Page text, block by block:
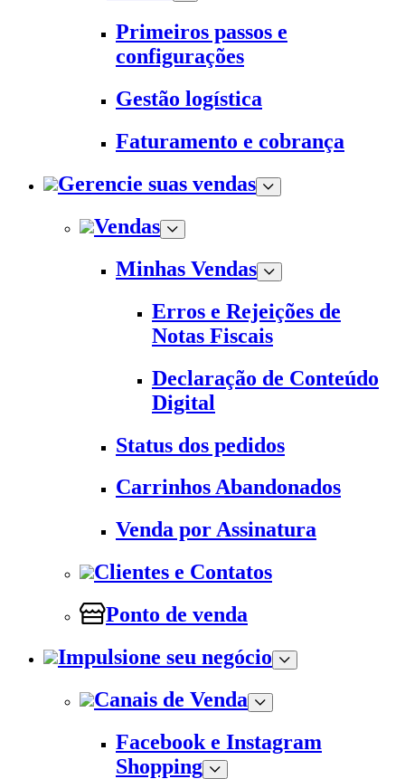
Primeiros passos e
configurações
Gestão logística
Faturamento e cobrança
Gerencie suas vendas
Vendas
Minhas Vendas
Erros e Rejeições de
Notas Fiscais
Declaração de Conteúdo
Digital
Status dos pedidos
Carrinhos Abandonados
Venda por Assinatura
Clientes e Contatos
Ponto de venda
Impulsione seu negócio
Canais de Venda
Facebook e Instagram
Shopping